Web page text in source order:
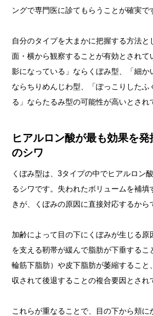
ングで専門医に診てもらうことが確実で
自分のタイプを大まかに把握する方法
面・横から観察することが有効とされ
影になっている」ならくぼみ型、「細か
ならちりめんじわ型、「ぽっこりしたふ
る」ならたるみ型の可能性が高いとされ
ヒアルロン酸が最も効果を
のシワ
くぼみ型は、3タイプの中でヒアルロン
るシワです。失われたボリュームを補
きが、くぼみの原因に直接対応するから
加齢によって目の下にくぼみが生じる
を支える靭帯が緩んで脂肪が下垂する
輪筋下脂肪）や皮下脂肪が萎縮すること
収されて後退することの複合要因とされ
これらが重なることで、目の下から頬